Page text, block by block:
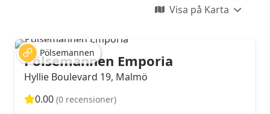
Visa på Karta
Pölsemannen
Pölsemannen Emporia
Hyllie Boulevard 19, Malmö
0.00 (0 recensioner)